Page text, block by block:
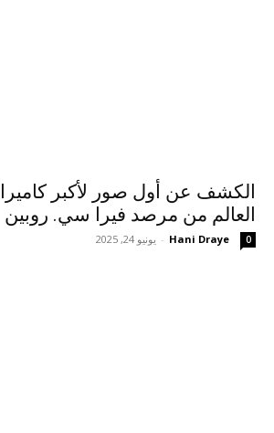
الكشف عن أول صور لأكبر
العالم من مرصد فيرا سي. روبين
Hani Draye
- يونيو 24, 2025 0